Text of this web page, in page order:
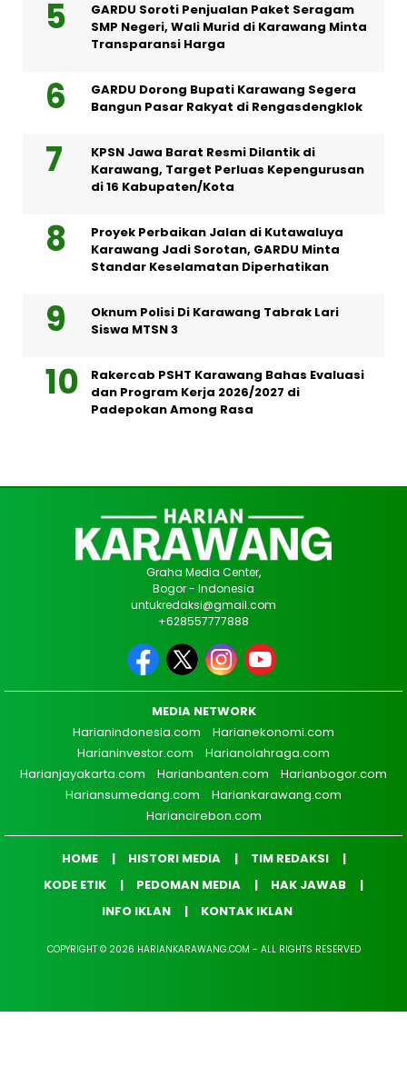
GARDU Soroti Penjualan Paket Seragam
SMP Negeri, Wali Murid di Karawang Minta
Transparansi Harga
GARDU Dorong Bupati Karawang Segera
Bangun Pasar Rakyat di Rengasdengklok
KPSN Jawa Barat Resmi Dilantik di
Karawang, Target Perluas Kepengurusan
di 16 Kabupaten/Kota
Proyek Perbaikan Jalan di Kutawaluya
Karawang Jadi Sorotan, GARDU Minta
Standar Keselamatan Diperhatikan
Oknum Polisi Di Karawang Tabrak Lari
Siswa MTSN 3
Rakercab PSHT Karawang Bahas Evaluasi
dan Program Kerja 2026/2027 di
Padepokan Among Rasa
Graha Media Center,
Bogor - Indonesia
untukredaksi@gmail.com
+628557777888
MEDIA NETWORK
Harianindonesia.com
Harianekonomi.com
Harianinvestor.com
Harianolahraga.com
Harianjayakarta.com
Harianbanten.com
Harianbogor.com
Hariansumedang.com
Hariankarawang.com
Hariancirebon.com
HOME HISTORI MEDIA
TIM REDAKSI
KODE ETIK
PEDOMAN MEDIA
HAK JAWAB
INFO IKLAN
KONTAK IKLAN
COPYRIGHT © 2026 HARIANKARAWANG.COM - ALL RIGHTS RESERVED